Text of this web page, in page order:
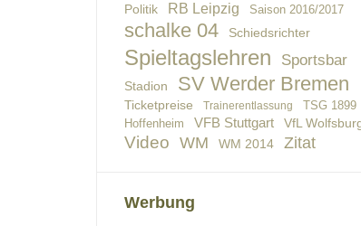
Politik RB Leipzig Saison 2016/2017
schalke 04 Schiedsrichter
Spieltagslehren Sportsbar
Stadion SV Werder Bremen
Ticketpreise Trainerentlassung
TSG 1899
Hoffenheim
VFB Stuttgart VfL
Video WM WM 2014 Zitat
Werbung